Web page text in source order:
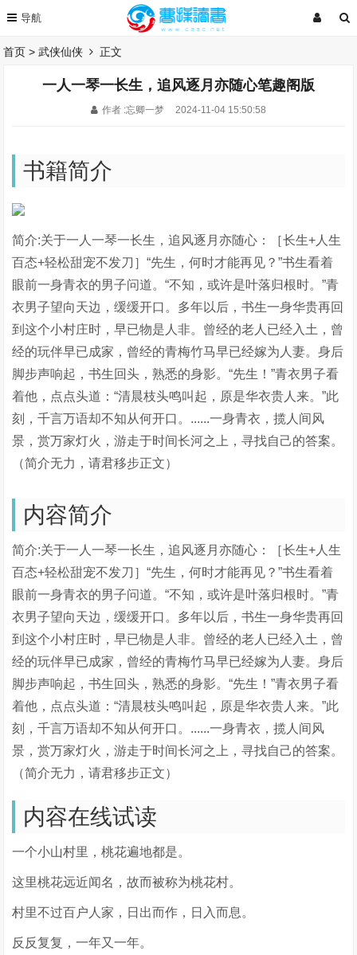
首页 >武侠仙侠 正文
一人一琴一长生，追风逐月亦随心笔趣阁版
作者 :忘卿一梦 2024-11-04 15:50:58
书籍简介
简介:关于一人一琴一长生，追风逐月亦随心：［长生+人生
百态+轻松甜宠不发刀］“先生，何时才能再见？”书生看着
眼前一身青衣的男子问道。“不知，或许是叶落归根时。”青
衣男子望向天边，缓缓开口。多年以后，书生一身华贵再回
到这个小村庄时，早已物是人非。曾经的老人已经入土，曾
经的玩伴早已成家，曾经的青梅竹马早已经嫁为人妻。身后
脚步声响起，书生回头，熟悉的身影。“先生！”青衣男子看
着他，点点头道：“清晨枝头鸣叫起，原是华衣贵人来。”此
刻，千言万语却不知从何开口。......一身青衣，揽人间风
景，赏万家灯火，游走于时间长河之上，寻找自己的答案。
（简介无力，请君移步正文）
内容简介
简介:关于一人一琴一长生，追风逐月亦随心：［长生+人生
百态+轻松甜宠不发刀］“先生，何时才能再见？”书生看着
眼前一身青衣的男子问道。“不知，或许是叶落归根时。”青
衣男子望向天边，缓缓开口。多年以后，书生一身华贵再回
到这个小村庄时，早已物是人非。曾经的老人已经入土，曾
经的玩伴早已成家，曾经的青梅竹马早已经嫁为人妻。身后
脚步声响起，书生回头，熟悉的身影。“先生！”青衣男子看
着他，点点头道：“清晨枝头鸣叫起，原是华衣贵人来。”此
刻，千言万语却不知从何开口。......一身青衣，揽人间风
景，赏万家灯火，游走于时间长河之上，寻找自己的答案。
（简介无力，请君移步正文）
内容在线试读
一个小山村里，桃花遍地都是。
这里桃花远近闻名，故而被称为桃花村。
村里不过百户人家，日出而作，日入而息。
反反复复，一年又一年。